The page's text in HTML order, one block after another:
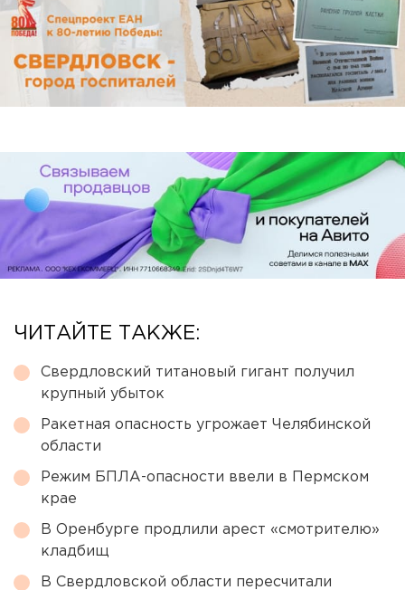
ЧИТАЙТЕ ТАКЖЕ:
Свердловский титановый гигант получил
крупный убыток
Ракетная опасность угрожает Челябинской
области
Режим БПЛА-опасности ввели в Пермском
крае
В Оренбурге продлили арест «смотрителю»
кладбищ
В Свердловской области пересчитали